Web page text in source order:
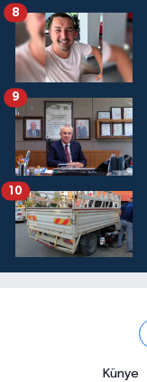
8
9
10
Künye